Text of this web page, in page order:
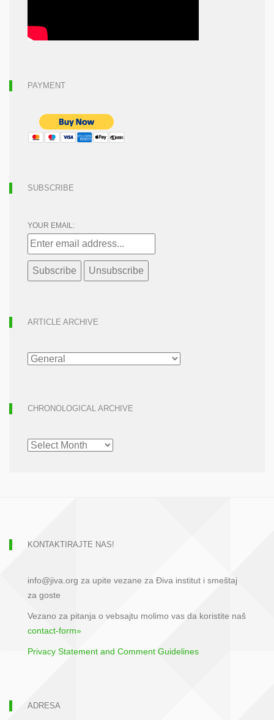
PAYMENT
SUBSCRIBE
YOUR EMAIL:
ARTICLE ARCHIVE
ARTICLE
ARCHIVE
CHRONOLOGICAL ARCHIVE
CHRONOLOGICAL
ARCHIVE
KONTAKTIRAJTE NAS!
info@jiva.org za upite vezane za Điva institut i smeštaj
za goste
Vezano za pitanja o vebsajtu molimo vas da koristite naš
contact-form»
Privacy Statement and Comment Guidelines
ADRESA